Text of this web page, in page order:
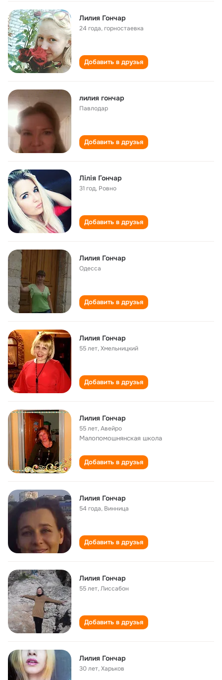
Лилия Гончар
24 года,горностаевка
Добавить в друзья
лилия гончар
Павлодар
Добавить в друзья
Лілія Гончар
31 год, Ровно
Добавить в друзья
Лилия Гончар
Одесса
Добавить в друзья
Лилия Гончар
55 лет,Хмельницкий
Добавить в друзья
Лилия Гончар
55 лет,Авейро
Малопомошнянская школа
Добавить в друзья
Лилия Гончар
54 года, Винница
Добавить в друзья
Лилия Гончар
55 лет,Лиссабон
Добавить в друзья
Лилия Гончар
30 лет,Харьков